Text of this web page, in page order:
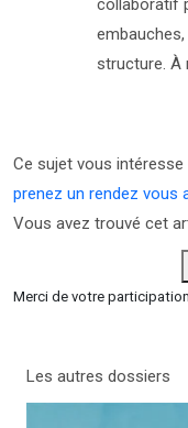
collaboratif
structure. À
Ce sujet vous
prenez un rendez vous
Vous avez trouvé cet
Merci de votre
Les autres dossiers